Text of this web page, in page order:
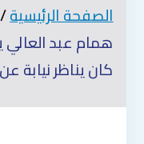
الصفحة الرئيسية
همام عبد
كان يناظر نيابة